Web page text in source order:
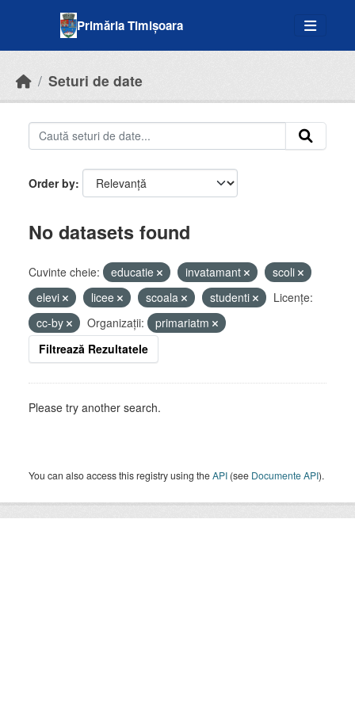
Primăria Timișoara
Seturi de date
Order by
No datasets found
Cuvinte cheie: educatie invatamant
scoli
elevi
licee scoala studenti
Licenţe:
cc-by
Organizații:
primariatm
Filtrează Rezultatele
Please try another search.
You can also access this registry using theAPI (see Documente API).